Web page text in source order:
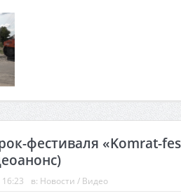
фестиваля «Komrat-
в: Новости / Видео